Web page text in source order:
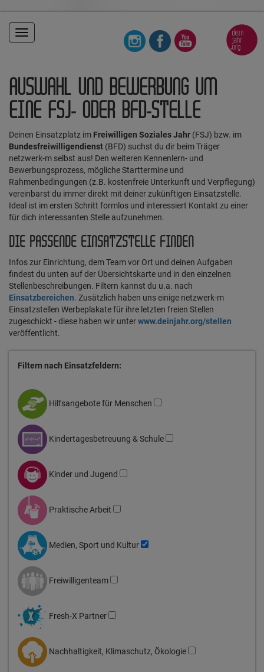
Toggle
navigation
AUSWAHL UND BEWERBUNG UM
EINE FSJ- ODER BFD-STELLE
Deinen Einsatzplatz im Freiwilligen Soziales Jahr (FSJ) bzw. im
Bundesfreiwilligendienst (BFD) suchst du dir beim Träger
netzwerk-m selbst aus! Den weiteren Kennenlern- und
Bewerbungsprozess, mögliche Starttermine und
Rahmenbedingungen (z.B. kostenfreie Unterkunft und Verpflegung)
vereinbarst du immer direkt mit deiner zukünftigen Einsatzstelle.
Ideal ist im ersten Schritt formlos und interessiert Kontakt zu einer
für dich interessanten Stelle aufzunehmen.
DIE PASSENDE EINSATZSTELLE FINDEN
Infos zur Einrichtung, dem Team vor Ort und deinen Aufgaben
findest du unten auf der Übersichtskarte und in den einzelnen
Stellenbeschreibungen. Filtern kannst du u.a. nach
Einsatzbereichen. Zusätzlich haben uns einige netzwerk-m
Einsatzstellen Werbeplakate für ihre letzten freien Stellen
zugeschickt - diese haben wir unterwww.deinjahr.org/stellen
veröffentlicht.
Filtern nach Einsatzfeldern:
Hilfsangebote für Menschen
Kindertagesbetreuung & Schule
Kinder und Jugend
Praktische Arbeit
Medien, Sport und Kultur
Freiwilligenteam
Fresh-X Partner
Nachhaltigkeit, Klimaschutz, Ökologie